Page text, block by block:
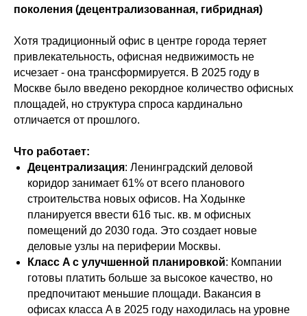
поколения (децентрализованная, гибридная)
Хотя традиционный офис в центре города теряет
привлекательность, офисная недвижимость не
исчезает - она трансформируется. В 2025 году в
Москве было введено рекордное количество офисных
площадей, но структура спроса кардинально
отличается от прошлого.
Что работает:
Децентрализация: Ленинградский деловой
коридор занимает 61% от всего планового
строительства новых офисов. На Ходынке
планируется ввести 616 тыс. кв. м офисных
помещений до 2030 года. Это создает новые
деловые узлы на периферии Москвы.
Класс A с улучшенной планировкой: Компании
готовы платить больше за высокое качество, но
предпочитают меньшие площади. Вакансия в
офисах класса A в 2025 году находилась на уровне